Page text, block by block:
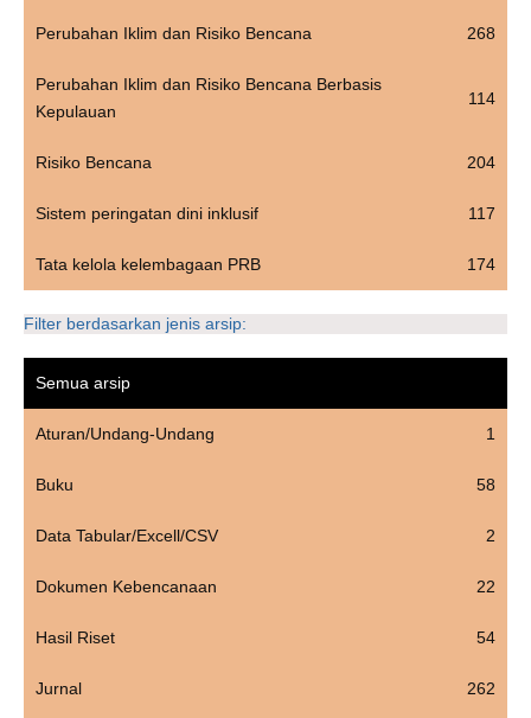
Perubahan Iklim dan Risiko Bencana 268
Perubahan Iklim dan Risiko Bencana Berbasis
Kepulauan
114
Risiko Bencana 204
Sistem peringatan dini inklusif 117
Tata kelola kelembagaan PRB 174
Filter berdasarkan jenis arsip:
Semua arsip
Aturan/Undang-Undang 1
Buku 58
Data Tabular/Excell/CSV 2
Dokumen Kebencanaan 22
Hasil Riset 54
Jurnal 262